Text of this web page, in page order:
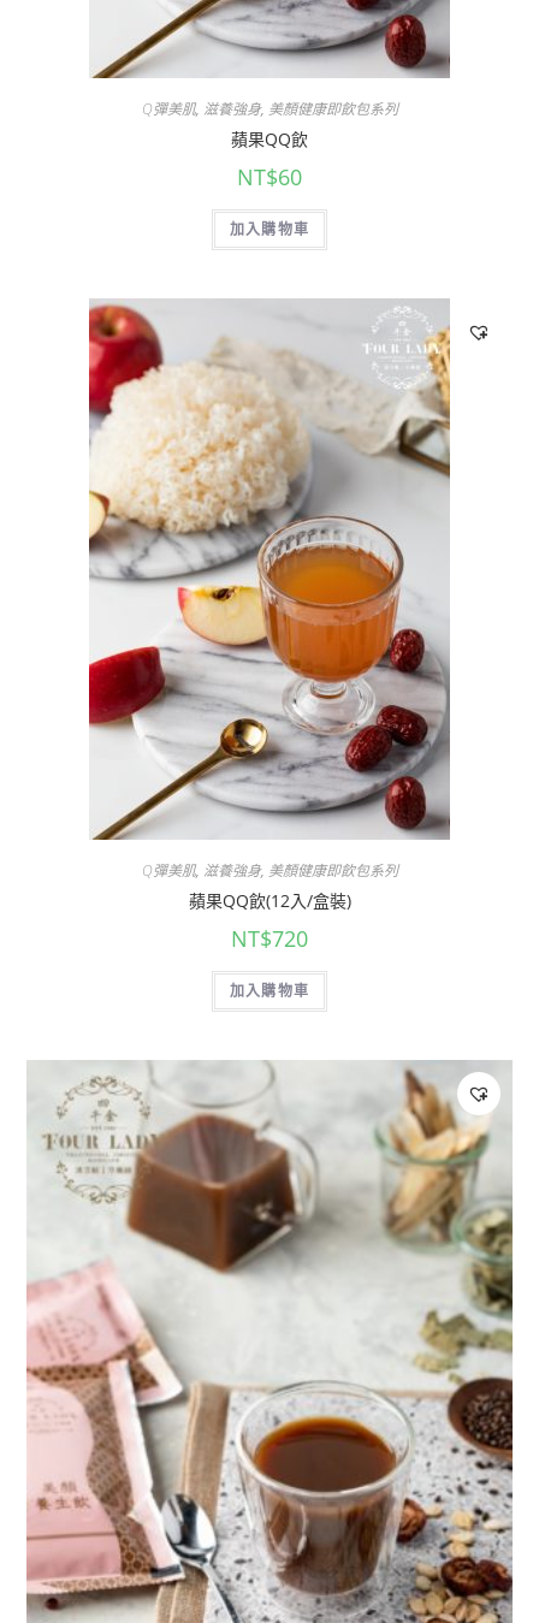
Q彈美肌, 滋養強身, 美顏健康即飲包系列
蘋果QQ飲
NT$60
加入購物車
Q彈美肌, 滋養強身, 美顏健康即飲包系列
蘋果QQ飲(12入/盒裝)
NT$720
加入購物車